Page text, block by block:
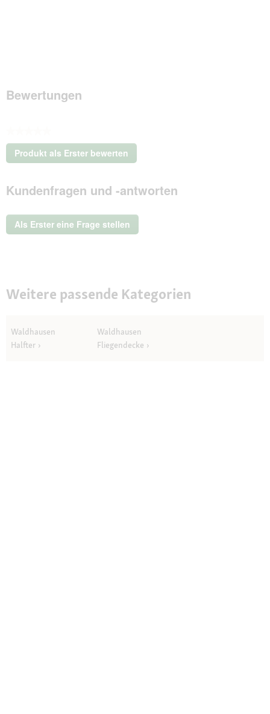
Bewertungen
Kein
Beurteilungswert
Produkt als Erster bewerten
.
dieser
Aktion
ein
modales
Kundenfragen und -antworten
Als Erster eine Frage stellen
Weitere passende Kategorien
Waldhausen
Halfter
Waldhausen
Fliegendecke